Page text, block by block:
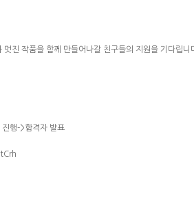
진 작품을 함께 만들어나갈 친구들의 지원을 기다립니
행->합격자 발표